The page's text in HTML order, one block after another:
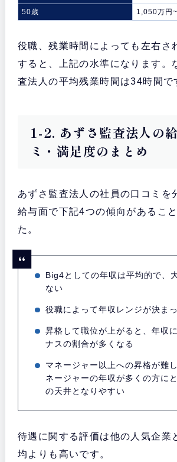
50歳
1,050万円
役職、残業時間によっても左右さ
すると、上記の水準になります。
査法人の平均残業時間は34時間で
1-2. あずさ監査法人の
ミ・満足度のまとめ
あずさ監査法人の社員の口コミを
給与面で下記4つの傾向があるこ
た。
Big4としての年収は平均的で、
ない
役職によって年収レンジが決ま
昇格して職位が上がると、年収
ナスの割合が多くなる
マネージャー以上への昇格が難
ネージャーの年収が多くの方に
の天井となりやすい
待遇に関する評価は他の人気企業
均よりも高いです。